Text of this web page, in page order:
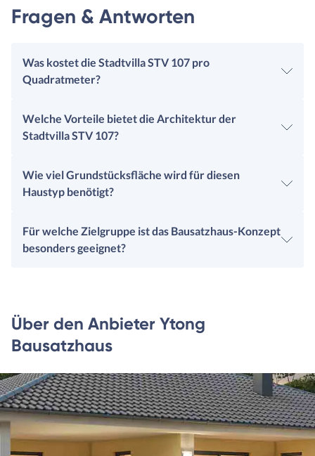
Fragen & Antworten
Was kostet die Stadtvilla STV 107 pro
Quadratmeter?
Welche Vorteile bietet die Architektur der
Stadtvilla STV 107?
Wie viel Grundstücksfläche wird für diesen
Haustyp benötigt?
Für welche Zielgruppe ist das Bausatzhaus-Konzept
besonders geeignet?
Über den Anbieter Ytong
Bausatzhaus